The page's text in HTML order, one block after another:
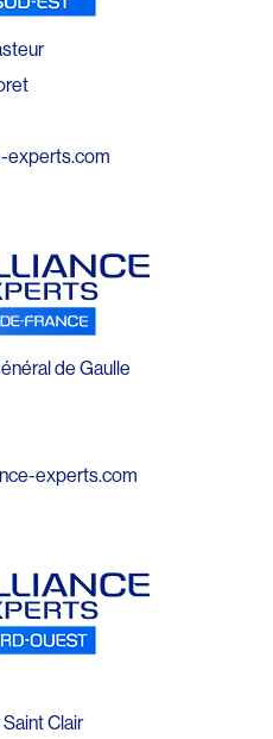
experts.com
de Gaulle
experts.com
Clair